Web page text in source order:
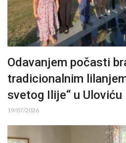
Odavanjem počasti
tradicionalnim
svetog Ilije“ u Uloviću
19/07/2026